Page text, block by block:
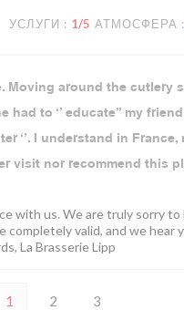
УСЛУГИ : 1/5 АТМОСФЕРА :
around the cutlery
to ‘’ educate’’ my
‘’. I understand in
visit nor recommend this
with us. We are truly sorry
valid, and we hear
La Brasserie Lipp
1 2 3